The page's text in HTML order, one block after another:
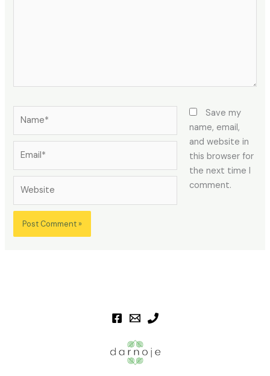
Save my
name, email,
and website in
this browser for
the next time I
comment.